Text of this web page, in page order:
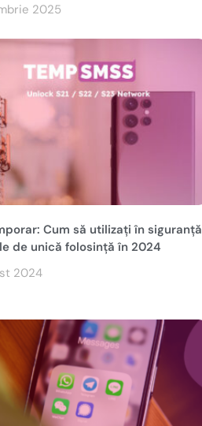
2025
Cum să utilizați în siguranță
de unică folosință în 2024
2024